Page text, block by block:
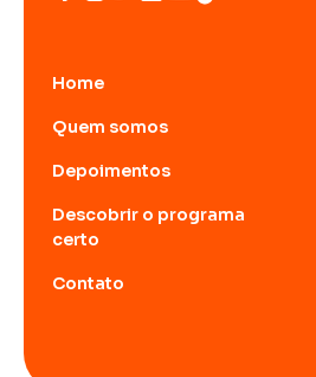
Home
Quem somos
Depoimentos
Descobrir o programa
certo
Contato